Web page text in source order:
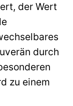
der Wert
durch
zu einem